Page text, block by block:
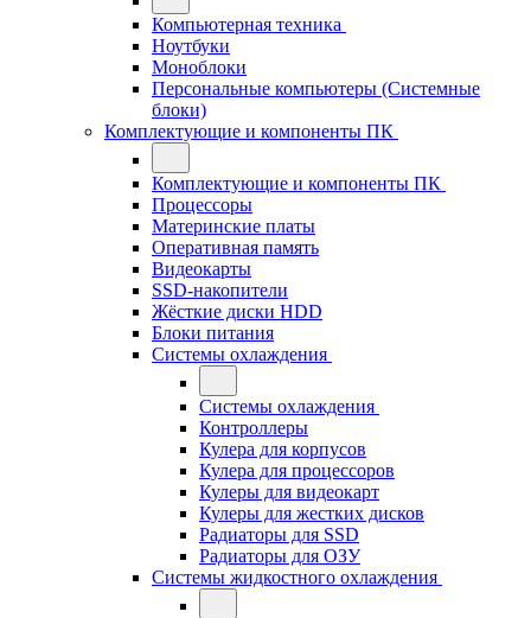
Компьютерная техника
Ноутбуки
Моноблоки
Персональные компьютеры (Системные
блоки)
Комплектующие и компоненты ПК
Комплектующие и компоненты ПК
Процессоры
Материнские платы
Оперативная память
Видеокарты
SSD-накопители
Жёсткие диски HDD
Блоки питания
Системы охлаждения
Системы охлаждения
Контроллеры
Кулера для корпусов
Кулера для процессоров
Кулеры для видеокарт
Кулеры для жестких дисков
Радиаторы для SSD
Радиаторы для ОЗУ
Системы жидкостного охлаждения